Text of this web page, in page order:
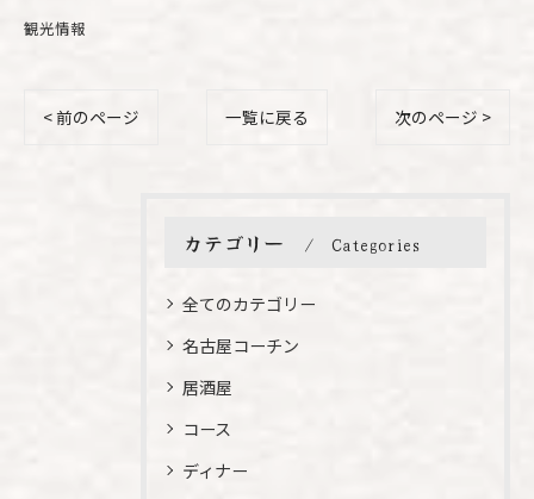
観光情報
< 前のページ 一覧に戻る 次のページ >
カテゴリー Categories
全てのカテゴリー
名古屋コーチン
居酒屋
コース
ディナー